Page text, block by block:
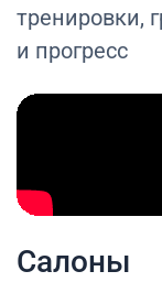
тренировки,
и прогресс
Салоны